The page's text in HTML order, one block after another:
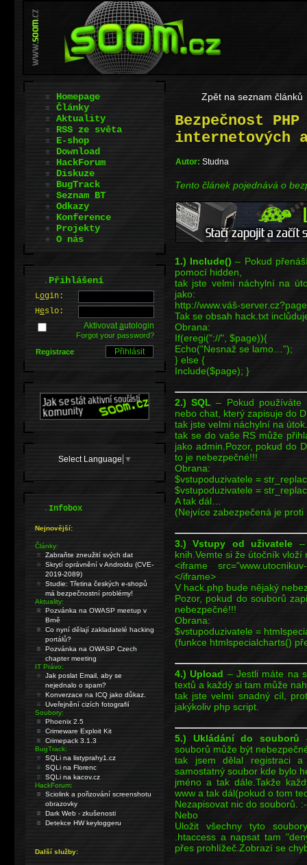
Zpět na seznam článků
Bezpečnost
internetových
Autor: Studna
Tento článek pojednává o
1.) Include() – Pokud
pomocí hidden,
tak jste velmi náchylní na
jako:
http://www.váš-
Tak se obsah hack.txt
Obrana:
If(eregi("://", $page)){
Echo("Nesnaž se lamo…");
} else {
Include($page); }
2.) SQL – Pokud používáte
nebo chat, který zapisuje do
tak jste velmi náchylní na
tak se do vaše RS může
jako admin.Pozor, pokud do
to je nebezpečné!!!
Obrana:
$vstupoduzivatele =
$vstupoduzivatele =
A tak dál…
(Nejvíce zabezpečená je
3.) Vstupy od uživatele –
knih.Vemte si že útočník
<iframe
</iframe>
V hack.php bude nějaký
Pozor, pokud do souborů
nebezpečné!!!
Obrana:
$vstupoduzivatele =
(funkce htmlspecialcharts()
4.) Upload – Jestli máte na
textů a každý si tam může
tak jste velmi snadný cíl,
jakýkoliv php script.
5.) Ukládání do souborů
souborů může být
tak jsem dělal registraci a
samostatný soubor kde bylo
jméno a tak dále.Takže
www a tak dál(pokud o tom
Nezapisovat nic do souborů.
Nebo
Uložit všechny tyto
.htaccess a napsat tam
přes prohlížeč.Zobrazí se
Homepage
Články
Aktuality
RSS ze světa
E-shop
Download
HackForum
Diskuze
BugTrack
Seznam BT
Odkazy
Konference
Projekty
O nás
.Přihlášení
Login:
Heslo:
Aktivovatautologin
Forgot your password?
Registrace
Select Language ▼
.Infobox
Nejnovější:
Články:
Zabraňte zneužití svých dat
Skrytí oprávnění v Androidu (CVE-
2019-2089)
Studie: Třetina českých e-shopů
má bezpečnostní problémy!
Aktuality:
Pozvánka na OWASP meetup v
Brně
Co nyní dělají zakladatelé hacking
portálů?
Pozvánka na OWASP Czech
chapter meeting
IT Právo:
Jak poslat Email, aby se
nejednalo o spam?
Konverzace na ICQ jako důkaz.
Uveřejnění cizích fotografií
Soubory:
Phoenix 2.5
Crimeware Exploit Kit
Crimepack 3.1.3
BugTrack:
SQLi na listyprahy1.cz
SQLi na Florenc
SQLi na kacov.cz
HackForum:
Sciolink a pořizování screenshotu
obrazovky
Dark Web - zkušenosti
Detekce HW keyloggeru
Další služby: